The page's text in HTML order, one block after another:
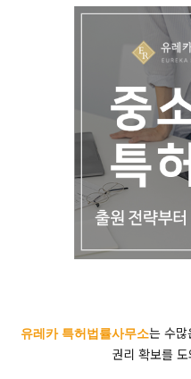
유레카 특허법률사무소는 수많
권리 확보를